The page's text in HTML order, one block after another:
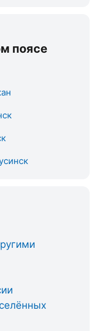
поясе